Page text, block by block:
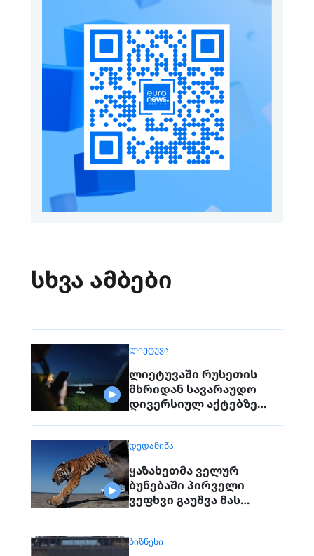
სხვა ამბები
ᲚᲘᲔᲢᲣᲕᲐ
ლიეტუვაში რუსეთის
მხრიდან სავარაუდო
დივერსიულ აქტებზე
ᲓᲔᲓᲐᲛᲘᲬᲐ
ყაზახეთმა ველურ
ბუნებაში პირველი
ვეფხვი გაუშვა მას
გაქრა თურანული ვეფხვი
ᲑᲘᲖᲜᲔᲡᲘ